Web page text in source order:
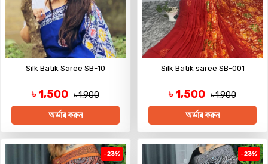
Silk Batik Saree SB-10
৳ 1,500 ৳ 1,900
অর্ডার করুন
Silk Batik saree SB-001
৳ 1,500 ৳ 1,900
অর্ডার করুন
-23% -23%